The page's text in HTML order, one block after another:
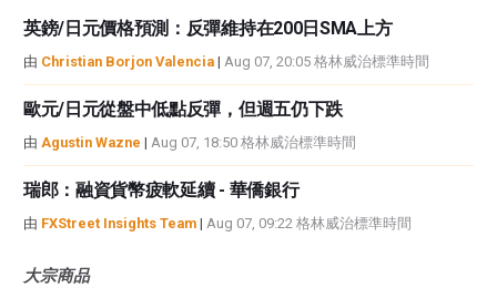
英鎊/日元價格預測：反彈維持在200日SMA上方
由 Christian Borjon Valencia | Aug 07, 20:05 格林威治標準時間
歐元/日元從盤中低點反彈，但週五仍下跌
由 Agustin Wazne | Aug 07, 18:50 格林威治標準時間
瑞郎：融資貨幣疲軟延續 - 華僑銀行
由 FXStreet Insights Team | Aug 07, 09:22 格林威治標準時間
大宗商品